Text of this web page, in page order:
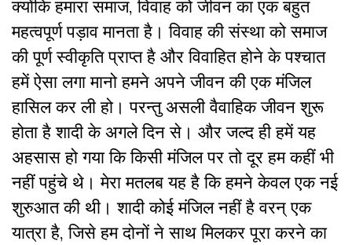
क्योंकि हमारा समाज, विवाह को जीवन का एक बहुत
महत्वपूर्ण पड़ाव मानता है। विवाह की संस्था को समाज
की पूर्ण स्वीकृति प्राप्त है और विवाहित होने के पश्चात
हमें ऐसा लगा मानो हमने अपने जीवन की एक मंजिल
हासिल कर ली हो। परन्तु असली वैवाहिक जीवन शुरू
होता है शादी के अगले दिन से। और जल्द ही हमें यह
अहसास हो गया कि किसी मंजिल पर तो दूर हम कहीं भी
नहीं पहुंचे थे। मेरा मतलब यह है कि हमने केवल एक नई
शुरुआत की थी। शादी कोई मंजिल नहीं है वरन् एक
यात्रा है, जिसे हम दोनों ने साथ मिलकर पूरा करने का